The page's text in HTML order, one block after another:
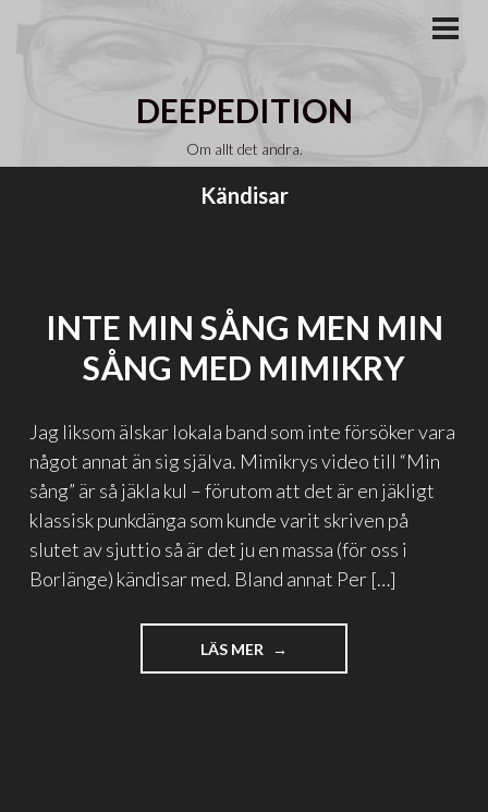
DEEPEDITION
Om allt det andra.
Kändisar
INTE MIN SÅNG MEN MIN
SÅNG MED MIMIKRY
Jag liksom älskar lokala band som inte försöker vara
något annat än sig själva. Mimikrys video till “Min
sång” är så jäkla kul – förutom att det är en jäkligt
klassisk punkdänga som kunde varit skriven på
slutet av sjuttio så är det ju en massa (för oss i
Borlänge) kändisar med. Bland annat Per […]
LÄS MER
"INTE
MIN